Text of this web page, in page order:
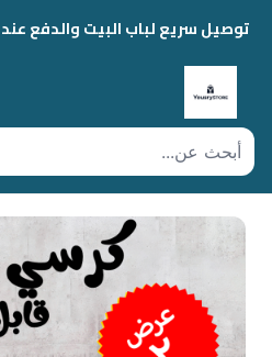
توصيل سريع لباب البيت والدفع